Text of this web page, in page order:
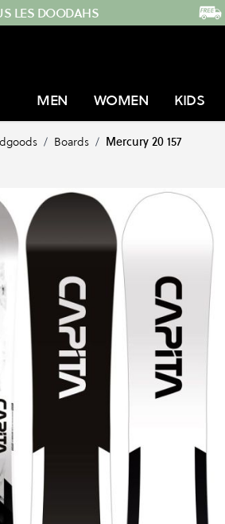
LES DOODAHS
MEN WOMEN KIDS
/ Boards / Mercury 20 157